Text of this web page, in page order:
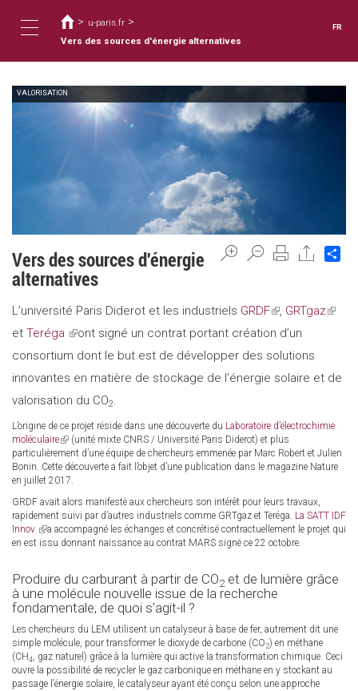
contenu
Toggle
navigation
êtes
ici
> u-paris.fr >
Vers des sources d'énergie alternatives
FR
VALORISATION
Vers des sources d'énergie
alternatives
L’université Paris Diderot et les industriels GRDF(link
is
external)
, GRTgaz(link
et Teréga (link
is
external)
ont signé un contrat portant création d’un
consortium dont le but est de développer des solutions
innovantes en matière de stockage de l’énergie solaire et de
valorisation du CO2.
L’origine de ce projet réside dans une découverte du Laboratoire d’électrochimie
moléculaire(link
is
external)
(unité mixte CNRS / Université Paris Diderot) et plus
particulièrement d’une équipe de chercheurs emmenée par Marc Robert et Julien
Bonin. Cette découverte a fait l’objet d’une publication dans le magazine Nature
en juillet 2017.
GRDF avait alors manifesté aux chercheurs son intérêt pour leurs travaux,
rapidement suivi par d’autres industriels comme GRTgaz et Teréga. La SATT IDF
Innov (link
is
a accompagné les échanges et concrétisé contractuellement le projet qui
en est issu donnant naissance au contrat MARS signé ce 22 octobre.
Produire du carburant à partir de CO2 et de lumière grâce
à une molécule nouvelle issue de la recherche
fondamentale, de quoi s’agit-il ?
Les chercheurs du LEM utilisent un catalyseur à base de fer, autrement dit une
simple molécule, pour transformer le dioxyde de carbone (CO2) en méthane
(CH4, gaz naturel) grâce à la lumière qui active la transformation chimique. Ceci
ouvre la possibilité de recycler le gaz carbonique en méthane en y stockant au
passage l’énergie solaire, le catalyseur ayant été conçu selon une approche